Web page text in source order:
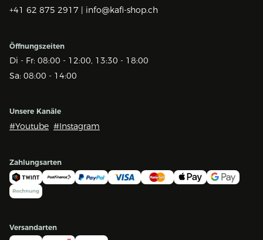
+41 62 875 2917 | info@kafi-shop.ch
Öffnungszeiten
Di - Fr: 08:00 - 12:00, 13:30 - 18:00
Sa: 08:00 - 14:00
Unsere Kanäle
#Youtube #Instagram
Zahlungsarten
Versandarten